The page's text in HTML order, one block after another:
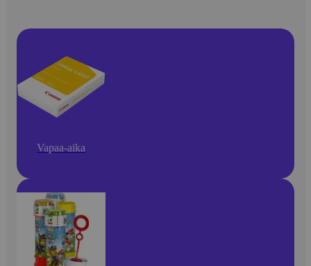
Vapaa-aika